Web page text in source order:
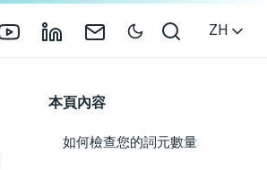
ZH
本頁內容
如何檢查您的詞元數量